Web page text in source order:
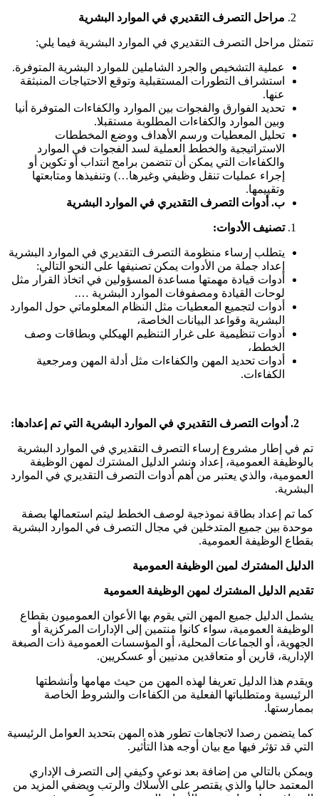
مراحل التصرف التقديري في الموارد البشرية
تتمثل مراحل التصرف التقديري في الموارد البشرية فيما يلي:
عملية التشخيص والجرد الشاملين للموارد البشرية المتوفرة.
استشراف التطورات المستقبلية وتوقع الاحتياجات المنبثقة
عنها.
تحديد الفوارق والفجوات بين الموارد والكفاءات المتوفرة أنيا
وبين الموارد والكفاءات المطلوبة مستقبلا.
تحليل المعطيات ورسم الأهداف ووضع المخططات
الاستراتيجية والخطط العملية لسد الفجوات في الموارد
والكفاءات التي يمكن أن تتضمن برامج انتداب أو تكوين أو
إجراء عمليات تنقل وظيفي وغيرها…) وتنفيذها ومتابعتها
وتقييمها.
‌ب. أدوات التصرف التقديري في الموارد البشرية
تصنيف الأدوات:
يتطلب إرساء منظومة التصرف التقديري في الموارد البشرية
إعداد جملة من الأدوات يمكن تصنيفها على النحو التالي:
أدوات قيادة مهمتها مساعدة المسؤولين في اتخاذ القرار مثل
لوحات القيادة ومصفوفات الموارد البشرية ….
أدوات لتجميع المعطيات مثل النظام المعلوماتي حول الموارد
البشرية وقواعد البيانات الخاصة،
أدوات تنظيمية على غرار التنظيم الهيكلي وبطاقات وصف
الخطط،
أدوات تحديد المهن والكفاءات مثل أدلة المهن ومرجعية
الكفاءات.
:
تم في إطار مشروع إرساء التصرف التقديري في الموارد البشرية
بالوظيفة العمومية، إعداد ونشر الدليل المشترك لمهن الوظيفة
العمومية، والذي يعتبر من أهم أدوات التصرف التقديري في الموارد
البشرية.
كما تم إعداد بطاقة نموذجية لوصف الخطط ليتم استعمالها بصفة
موحدة بين جميع المتدخلين في مجال التصرف في الموارد البشرية
بقطاع الوظيفة العمومية.
الدليل المشترك لمين الوظيفة العمومية
تقديم الدليل المشترك لمهن الوظيفة العمومية
يشمل الدليل جميع المهن التي يقوم بها الأعوان العموميون بقطاع
الوظيفة العمومية، سواء كانوا منتمين إلى الإدارات المركزية أو
الجهوية، أو الجماعات المحلية، أو المؤسسات العمومية ذات الصبغة
الإدارية، قارين أو متعاقدين مدنيين أو عسكريين.
ويقدم هذا الدليل تعريفا لهذه المهن من حيث مهامها وأنشطتها
الرئيسية ومتطلباتها الفعلية من الكفاءات والشروط الخاصة
بممارستها.
كما يتضمن رصدا لاتجاهات تطور هذه المهن بتحديد العوامل الرئيسية
التي قد تؤثر فيها مع بيان أوجه هذا التأثير.
ويمكن بالتالي من إضافة بعد نوعي وكيفي إلى التصرف الإداري
المعتمد حاليا والذي يقتصر على الأسلاك والرتب ويضفي المزيد من